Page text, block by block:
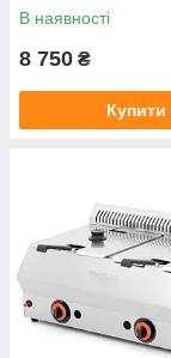
В наявності
8 750 ₴
Купити